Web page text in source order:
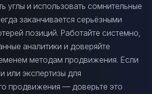
углы и использовать сомнительные
заканчивается серьёзными
позиций. Работайте системно,
аналитики и доверяйте
методам продвижения. Если
или экспертизы для
продвижения — доверьте это